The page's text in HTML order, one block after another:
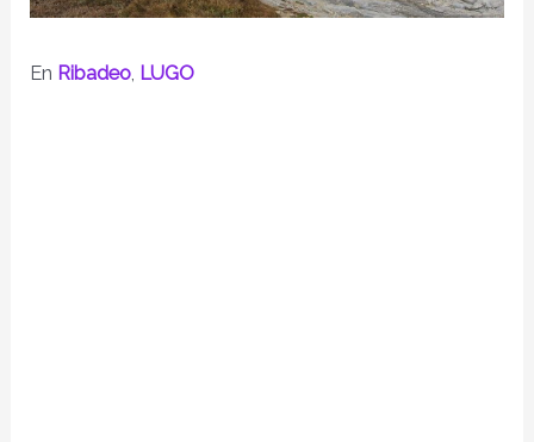
En Ribadeo LUGO